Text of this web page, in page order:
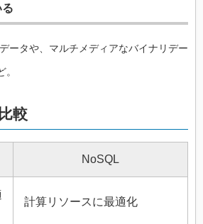
ータや、マルチメディアなバイナリデー
較
NoSQL
計算リソースに最適化